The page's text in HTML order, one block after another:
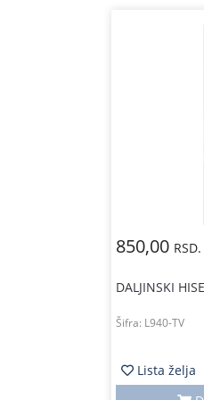
850,00 RSD.
DALJINSKI
Šifra: L940-TV
Lista želja